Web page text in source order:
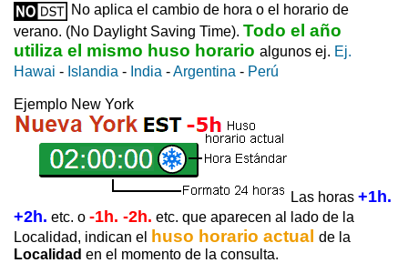
No aplica el cambio de hora o el horario de
verano. (No Daylight Saving Time). Todo el año
utiliza el mismo huso horario algunos ej. Ej.
Hawai - Islandia - India -Argentina - Perú
Ejemplo New York
Las horas +1h.
+2h. etc. o -1h. -2h. etc. que aparecen al lado de la
Localidad, indican el huso horario actual de la
Localidad en el momento de la consulta.